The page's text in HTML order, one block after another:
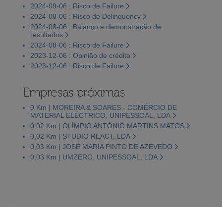
2024-09-06 : Risco de Failure
2024-08-06 : Risco de Delinquency
2024-08-06 : Balanço e demonstração de
resultados
2024-08-06 : Risco de Failure
2023-12-06 : Opinião de crédito
2023-12-06 : Risco de Failure
Empresas próximas
0 Km | MOREIRA & SOARES - COMÉRCIO DE
MATERIAL ELÉCTRICO, UNIPESSOAL, LDA
0,02 Km | OLÍMPIO ANTÓNIO MARTINS MATOS
0,02 Km | STUDIO REACT, LDA
0,03 Km | JOSÉ MARIA PINTO DE AZEVEDO
0,03 Km | UMZERO, UNIPESSOAL, LDA